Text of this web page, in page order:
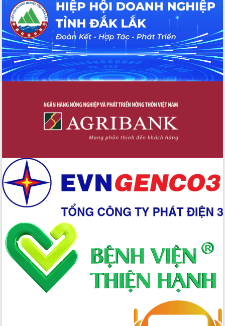
Đắk Lắk”
Tăng cường giám sát, đôn đốc thực
hiện nhiệm vụ quản lý tài sản công
hàng tuần
Tháo gỡ những vướng mắc, đẩy mạnh
công tác cải cách thủ tục hành chính
tại Trung tâm Phục vụ hành chính
công tỉnh
thi Sáng tạo Kỹ thuật 2024 - 2025
Đắk Lắk rà soát, điều chỉnh Đề án 190
về phát triển nuôi trồng thủy sản
Phó Chủ tịch UBND tỉnh Đắk Lắk
Dự án cao tốc Khánh Hòa - Buôn Ma
Thuột
Định vị cà phê Việt Nam như một “di
sản sống” trong dòng chảy toàn cầu
Xây dựng nông thôn mới: Nâng cao đời
sống người dân từ những mô hình thiết
thực
Quyết liệt tháo gỡ vướng mắc, đẩy
nhanh tiến độ các dự án trọng điểm
trong Khu kinh tế Nam Phú Yên
Hòn Yến phát triển du lịch gắn với bảo
Lấy ý kiến điều chỉnh Quy hoạch tỉnh